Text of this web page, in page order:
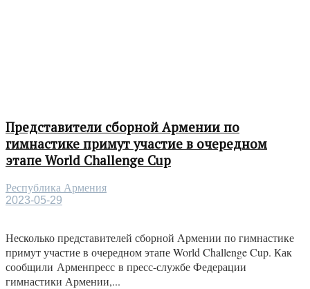
Представители сборной Армении по
гимнастике примут участие в очередном
этапе World Challenge Cup
Республика Армения
2023-05-29
Несколько представителей сборной Армении по гимнастике
примут участие в очередном этапе World Challenge Cup. Как
сообщили Арменпресс в пресс-службе Федерации
гимнастики Армении,...